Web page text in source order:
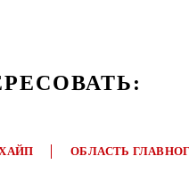
ОБЛАСТЬ